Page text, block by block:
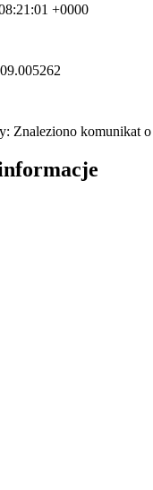
+0000
Znaleziono komunikat o